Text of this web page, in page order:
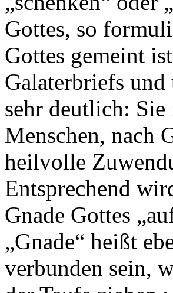
Gottes, so
Gottes gemeint
Galaterbriefs und
sehr deutlich:
Menschen, nach
heilvolle
Entsprechend
Gnade Gottes
„Gnade“ heißt
verbunden sein,